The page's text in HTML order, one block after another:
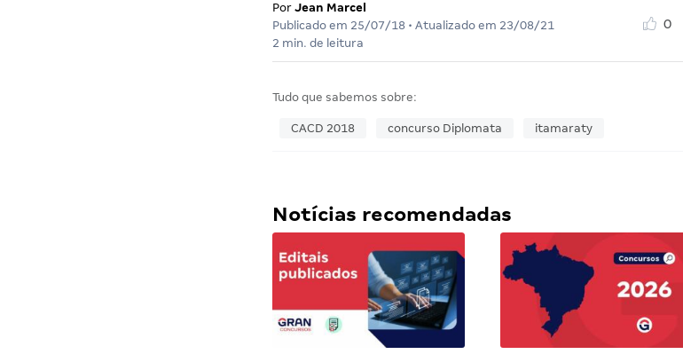
Por Jean Marcel
Publicado em 25/07/18• Atualizado em 23/08/21
2 min. de leitura
0
Tudo que sabemos sobre:
CACD 2018 concurso Diplomata itamaraty
Notícias recomendadas